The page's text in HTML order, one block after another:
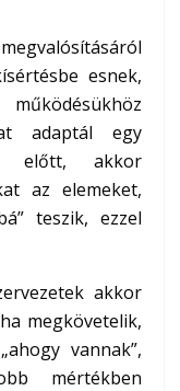
esnek,
adaptál egy
előtt, akkor
az elemeket,
teszik, ezzel
akkor
megkövetelik,
vannak”,
mértékben